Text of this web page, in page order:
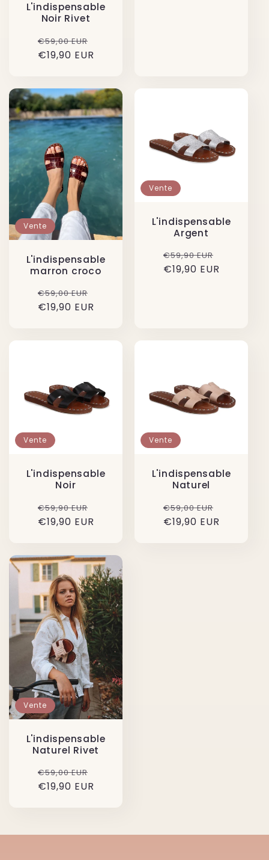
L'indispensable
Noir Rivet
Prix
habituel
€59,00 EUR
€19,90 EUR
Vente
L'indispensable
marron croco
Prix
habituel
€59,00 EUR
€19,90 EUR
Vente
L'indispensable
Argent
Prix
habituel
€59,90 EUR
€19,90 EUR
Vente
L'indispensable
Noir
Prix
habituel
€59,90 EUR
€19,90 EUR
Vente
L'indispensable
Naturel
Prix
habituel
€59,00 EUR
€19,90 EUR
Vente
L'indispensable
Naturel Rivet
Prix
habituel
€59,00 EUR
€19,90 EUR